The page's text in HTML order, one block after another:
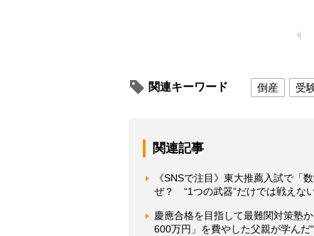
関連キーワード 倒産 受
関連記事
《SNSで注目》東大推薦入試で「
ぜ？ “1つの武器”だけでは戦えな
慶應合格を目指して最難関対策塾
600万円」を費やした父親が学んだ